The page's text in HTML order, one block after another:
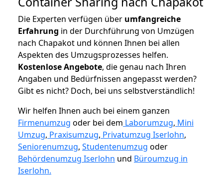
Die Experten verfügen über umfangreiche
Erfahrung in der Durchführung von Umzügen
nach Chapakot und können Ihnen bei allen
Aspekten des Umzugsprozesses helfen.
Kostenlose Angebote, die genau nach Ihren
Angaben und Bedürfnissen angepasst werden?
Gibt es nicht? Doch, bei uns selbstverständlich!
Wir helfen Ihnen auch bei einem ganzen
Firmenumzug oder bei dem Laborumzug, Mini
Umzug, Praxisumzug, Privatumzug Iserlohn,
Seniorenumzug, Studentenumzug oder
Behördenumzug Iserlohn und Büroumzug in
Iserlohn.